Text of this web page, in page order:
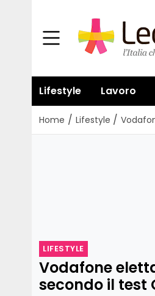
Lifestyle Lavoro
Home / Lifestyle /
LIFESTYLE
Vodafone
secondo il test